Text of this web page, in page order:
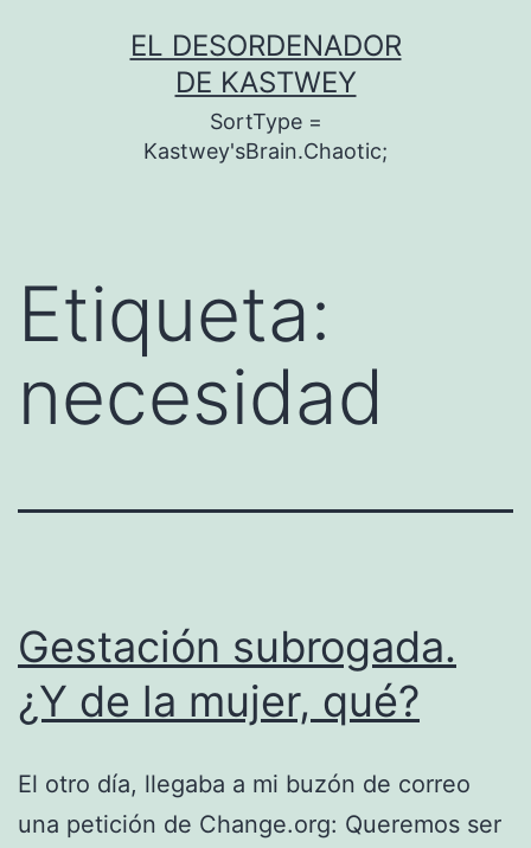
EL DESORDENADOR
DE KASTWEY
SortType =
Kastwey'sBrain.Chaotic;
Etiqueta:
necesidad
Gestación subrogada.
¿Y de la mujer, qué?
El otro día, llegaba a mi buzón de correo
una petición de Change.org: Queremos ser